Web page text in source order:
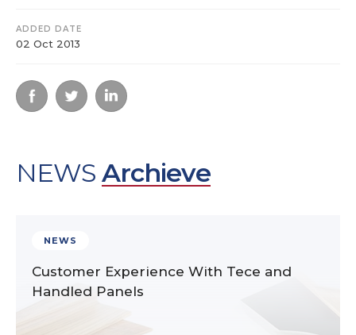
ADDED DATE
02 Oct 2013
NEWS Archieve
NEWS
Customer Experience With Tece and
Handled Panels